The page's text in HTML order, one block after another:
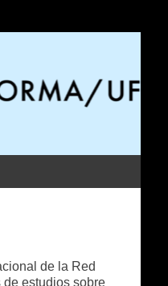
e reconhecimento das
de la Red
de estudios sobre